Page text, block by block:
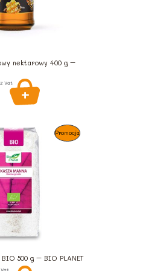
nektarowy 400 g –
cena
wynosi:
15,24 zł.
z Vat
PromocjaProdukt
500 g – BIO PLANET